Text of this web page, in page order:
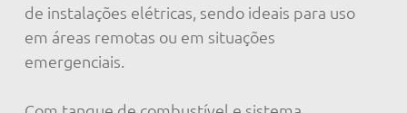
de instalações elétricas, sendo ideais para uso
em áreas remotas ou em situações
emergenciais.